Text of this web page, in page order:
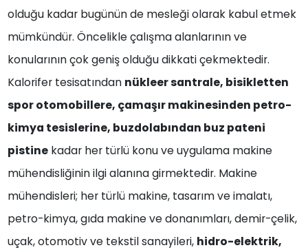
olduğu kadar bugünün de mesleği olarak kabul etmek
mümkündür. Öncelikle çalışma alanlarının ve
konularının çok geniş olduğu dikkati çekmektedir.
Kalorifer tesisatından nükleer santrale, bisikletten
spor otomobillere, çamaşır makinesinden petro-
kimya tesislerine, buzdolabından buz pateni
pistinekadar her türlü konu ve uygulama makine
mühendisliğinin ilgi alanına girmektedir. Makine
mühendisleri; her türlü makine, tasarım ve imalatı,
petro-kimya, gıda makine ve donanımları, demir-çelik,
uçak, otomotiv ve tekstil sanayileri, hidro-elektrik,